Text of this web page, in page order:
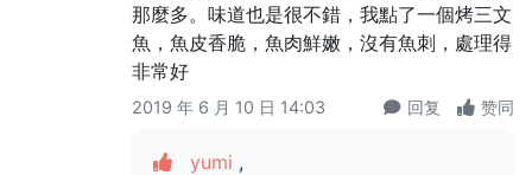
那麼多。味道也是很不錯，我點了一個烤三文
魚，魚皮香脆，魚肉鮮嫩，沒有魚刺，處理得
非常好
2019 年 6 月 10 日 14:03 回复 赞同
yumi ,